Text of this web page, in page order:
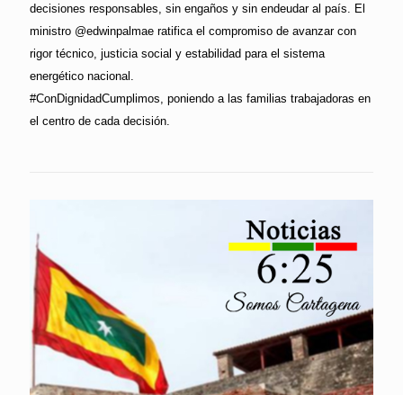
decisiones responsables, sin engaños y sin endeudar al país. El
ministro @edwinpalmae ratifica el compromiso de avanzar con
rigor técnico, justicia social y estabilidad para el sistema
energético nacional.
#ConDignidadCumplimos, poniendo a las familias trabajadoras en
el centro de cada decisión.